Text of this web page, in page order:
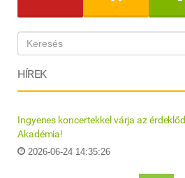
HÍREK
Ingyenes koncertekkel várja az
Akadémia!
2026-06-24 14:35:26